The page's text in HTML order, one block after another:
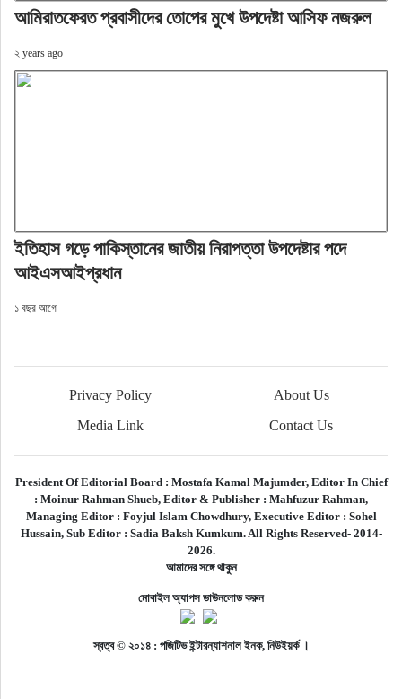
আমিরাতফেরত প্রবাসীদের তোপের মুখে উপদেষ্টা আসিফ নজরুল
২ years ago
ইতিহাস গড়ে পাকিস্তানের জাতীয় নিরাপত্তা উপদেষ্টার পদে
আইএসআইপ্রধান
১ বছর আগে
Privacy Policy
About Us
Media Link
Contact Us
President Of Editorial Board : Mostafa Kamal Majumder, Editor In Chief
: Moinur Rahman Shueb, Editor & Publisher : Mahfuzur Rahman,
Managing Editor : Foyjul Islam Chowdhury, Executive Editor : Sohel
Hussain, Sub Editor : Sadia Baksh Kumkum. All Rights Reserved- 2014-
2026.
আমাদের সঙ্গে থাকুন
মোবাইল অ্যাপস ডাউনলোড করুন
স্বত্ব © ২০১৪ : পজিটিভ ইন্টারন্যাশনাল ইনক, নিউইয়র্ক ।